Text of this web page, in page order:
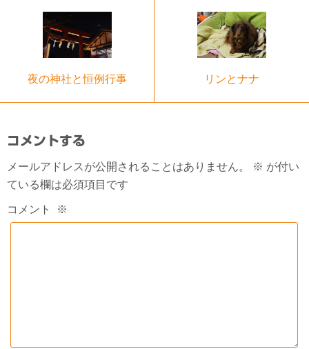
夜の神社と恒例行事 リンとナナ
コメントする
メールアドレスが公開されることはありません。 ※ が付い
ている欄は必須項目です
コメント ※